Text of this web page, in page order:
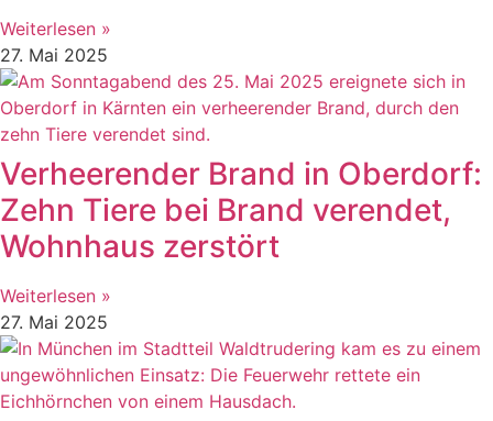
Weiterlesen »
27. Mai 2025
Verheerender Brand in Oberdorf:
Zehn Tiere bei Brand verendet,
Wohnhaus zerstört
Weiterlesen »
27. Mai 2025